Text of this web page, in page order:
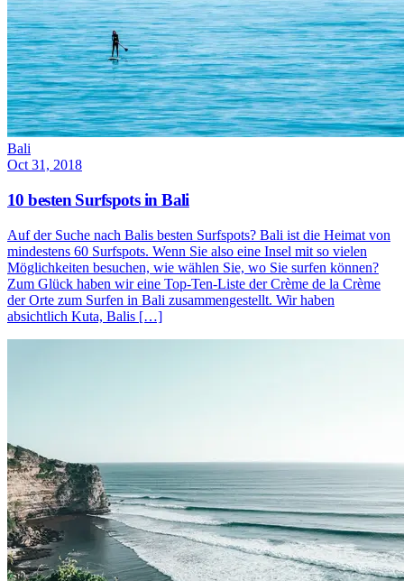
Bali
Oct 31, 2018
10 besten Surfspots in Bali
Auf der Suche nach Balis besten Surfspots? Bali ist die Heimat von
mindestens 60 Surfspots. Wenn Sie also eine Insel mit so vielen
Möglichkeiten besuchen, wie wählen Sie, wo Sie surfen können?
Zum Glück haben wir eine Top-Ten-Liste der Crème de la Crème
der Orte zum Surfen in Bali zusammengestellt. Wir haben
absichtlich Kuta, Balis […]